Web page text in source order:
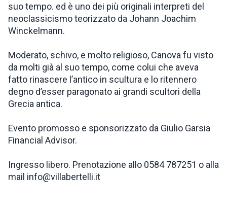
suo tempo. ed è uno dei più originali interpreti del
neoclassicismo teorizzato da Johann Joachim
Winckelmann.
Moderato, schivo, e molto religioso, Canova fu visto
da molti già al suo tempo, come colui che aveva
fatto rinascere l’antico in scultura e lo ritennero
degno d’esser paragonato ai grandi scultori della
Grecia antica.
Evento promosso e sponsorizzato da Giulio Garsia
Financial Advisor.
Ingresso libero. Prenotazione allo 0584 787251 o alla
mail info@villabertelli.it